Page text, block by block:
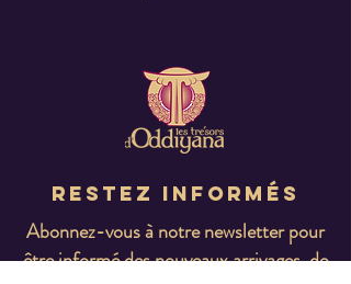
Restez informés
Abonnez-vous à notre newsletter pour
être informé des nouveaux arrivages, de